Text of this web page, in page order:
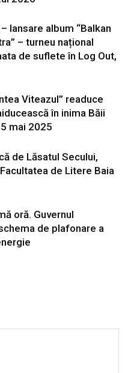
lansare album “Balkan
– turneu național
de suflete în Log Out,
Viteazul” readuce
în inima Băii
mai 2025
de Lăsatul Secului,
de Litere Baia
oră. Guvernul
de plafonare a